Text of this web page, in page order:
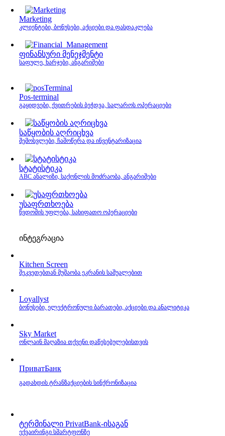
Marketing
კლიენტები, ბონუსები, აქციები და ფასდაკლება
ფინანსური მენეჯმენტი
საფულე, ხარჯები, ანგარიშები
Pos-terminal
გაყიდვები, ქვითრების ბეჭდვა, სალაროს ოპერაციები
საწყობის აღრიცხვა
შემოსვლები, ჩამოწერა და ინვენტარიზაცია
სტატისტიკა
ABC ანალიზი, საქონლის მოძრაობა, ანგარიშები
უსაფრთხოება
წვდომის უფლება, სახიფათო ოპერაციები
ინტეგრაცია
Kitchen Screen
შეკვეთებთან მუშაობა ეკრანის საშუალებით
Loyallyst
ბონუსები, ელექტრონული ბარათები, აქციები და ანალიტიკა
Sky Market
ონლაინ მაღაზია თქვენი დაწესებულებისთვის
ПриватБанк
გადახდის ტრანზაქციების სინქრონიზაცია
ტერმინალი PrivatBank‑ისაგან
ექვაირინგი სმარტფონზე